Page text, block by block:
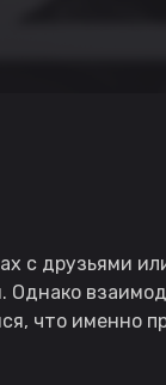
с друзьями
что именно